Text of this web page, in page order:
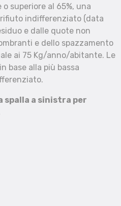
superiore al 65%, una
indifferenziato (data
e dalle quote non
e dello spazzamento
ai 75 Kg/anno/abitante. Le
base alla più bassa
spalla a sinistra per